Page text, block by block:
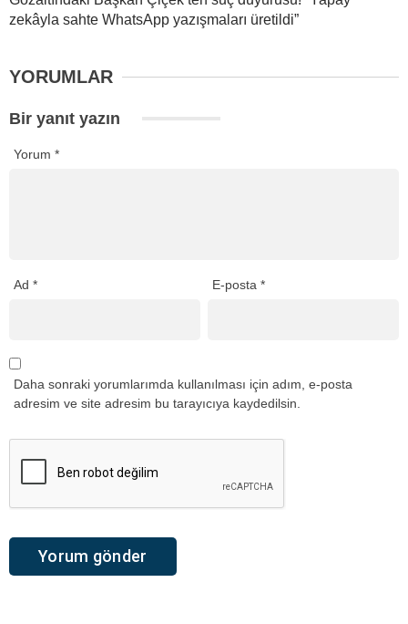
zekâyla sahte WhatsApp yazışmaları üretildi”
YORUMLAR
Bir yanıt yazın
Yorum *
Ad * E-posta*
Daha sonraki yorumlarımda kullanılması için adım, e-posta
adresim ve site adresim bu tarayıcıya kaydedilsin.